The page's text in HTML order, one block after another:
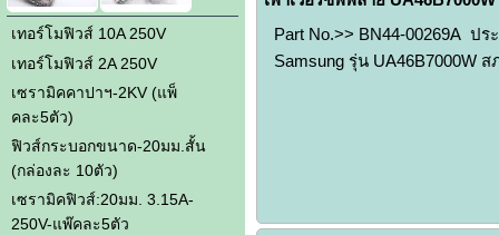
เทอร์โมฟิวส์ 10A 250V
เทอร์โมฟิวส์ 2A 250V
เซรามิคคาปาฯ-2KV (แพ็
คละ5ตัว)
ฟิวส์กระบอกขนาด-20มม.สั้น
(กล่องละ 10ตัว)
เซรามิคฟิวส์:20มม. 3.15A-
250V-แพ๊คละ5ตัว
Part No.>> BN44-00269A ป
Samsung รุ่น UA46B7000W